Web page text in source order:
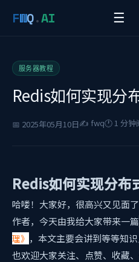
FWQ.AI ☰
服务器教程
Redis如何实现分
📅 2025年05月10日✍️ fwq🕐 1 分钟
Redis如何实现分布
哈喽！大家好，很高兴又见面
作者，今天由我给大家带来一篇
理》 ，本文主要会讲到等等知
也欢迎大家关注、点赞、收藏